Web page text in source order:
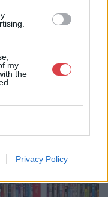
my
the
Privacy Policy